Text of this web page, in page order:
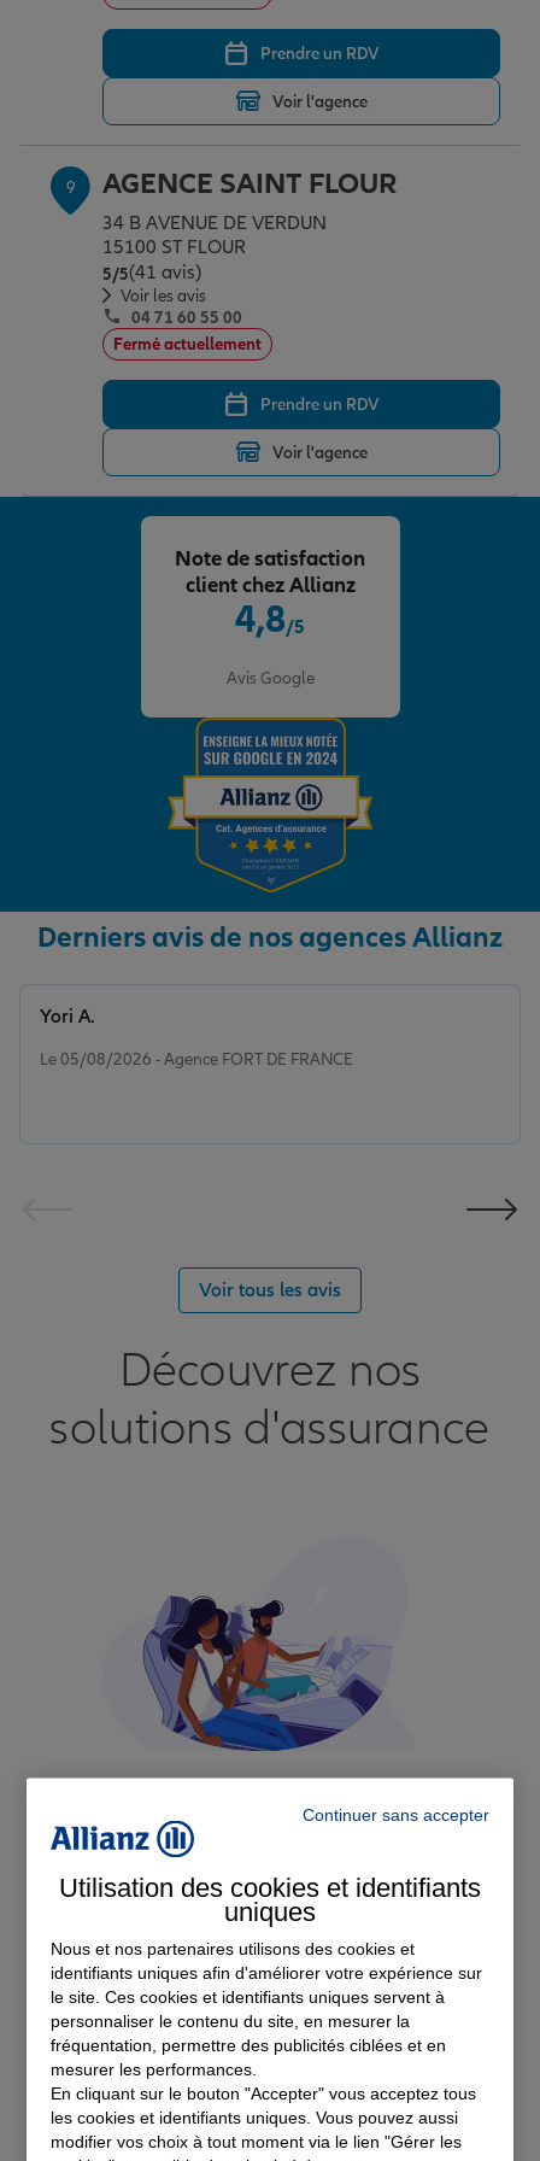
Prendre un RDV
Voir l'agence
9 AGENCE SAINT FLOUR
34 B AVENUE DE VERDUN
15100 ST FLOUR
5/5Note de 5 sur 5
(41 avis)
Voir les avis
04 71 60 55 00
Fermé actuellement
Prendre un RDV
Voir l'agence
4,8/5
Avis Google
Note de satisfaction
client chez Allianz
Derniers avis de nos agences Allianz
Le 05/08/2026 - Agence FORT DE FRANCE
Yori A.
Voir tous les avis
Découvrez nos
solutions d'assurance
Devis Assurance Auto
Nos offres d'assurance dans
Continuer sans accepter
Utilisation des cookies et identifiants
uniques
Nous et nos partenaires utilisons des cookies et
identifiants uniques afin d'améliorer votre expérience sur
le site. Ces cookies et identifiants uniques servent à
personnaliser le contenu du site, en mesurer la
fréquentation, permettre des publicités ciblées et en
mesurer les performances.
En cliquant sur le bouton "Accepter" vous acceptez tous
les cookies et identifiants uniques. Vous pouvez aussi
modifier vos choix à tout moment via le lien "Gérer les